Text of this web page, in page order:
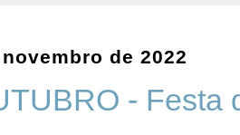
de 2022
- Festa